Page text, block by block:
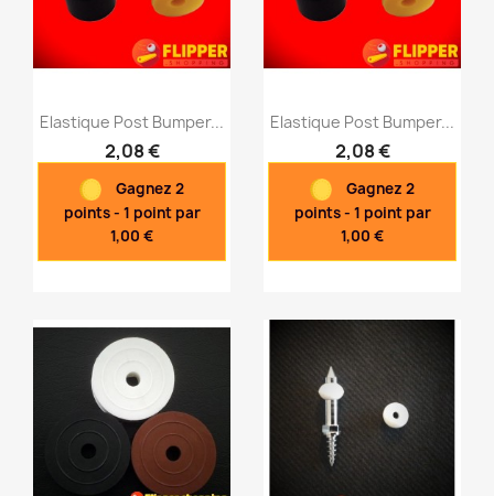
Aperçu rapide
Elastique Post Bumper...
2,08 €
Gagnez 2
points - 1 point par
1,00 €
Aperçu rapide
Elastique Post Bumper...
2,08 €
Gagnez 2
points - 1 point par
1,00 €